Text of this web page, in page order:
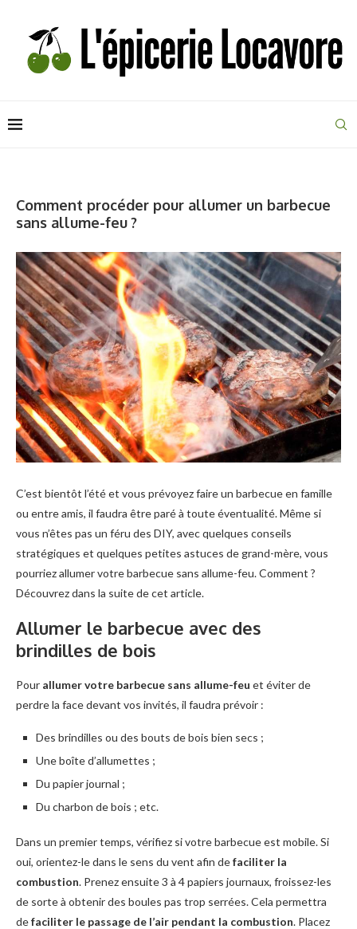
Comment procéder pour allumer un barbecue
sans allume-feu ?
C’est bientôt l’été et vous prévoyez faire un barbecue en famille
ou entre amis, il faudra être paré à toute éventualité. Même si
vous n’êtes pas un féru des DIY, avec quelques conseils
stratégiques et quelques petites astuces de grand-mère, vous
pourriez allumer votre barbecue sans allume-feu. Comment ?
Découvrez dans la suite de cet article.
Allumer le barbecue avec des
brindilles de bois
Pour allumer votre barbecue sans allume-feu et éviter de
perdre la face devant vos invités, il faudra prévoir :
Des brindilles ou des bouts de bois bien secs ;
Une boîte d’allumettes ;
Du papier journal ;
Du charbon de bois ; etc.
Dans un premier temps, vérifiez si votre barbecue est mobile. Si
oui, orientez-le dans le sens du vent afin defaciliter la
combustion. Prenez ensuite 3 à 4 papiers journaux, froissez-les
de sorte à obtenir des boules pas trop serrées. Cela permettra
defaciliter le passage de l’air pendant la combustion. Placez